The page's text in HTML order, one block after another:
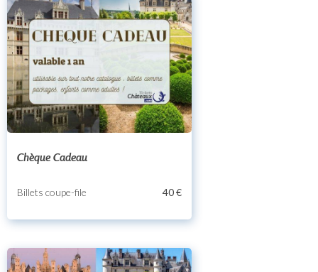
Chèque Cadeau
Billets coupe-file 40 €